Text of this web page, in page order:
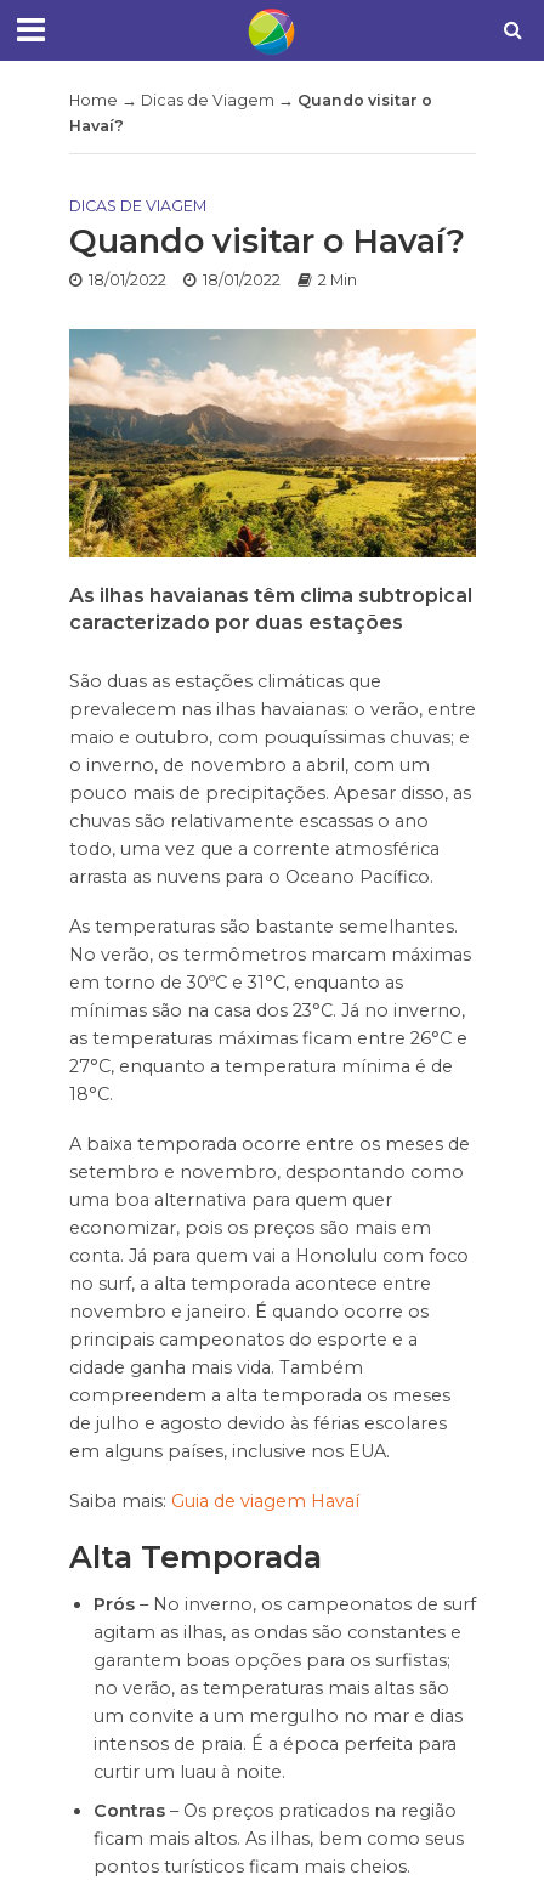
Home → Dicas de Viagem → Quando visitar o
Havaí?
DICAS DE VIAGEM
Quando visitar o Havaí?
18/01/2022 18/01/2022 2 Min
As ilhas havaianas têm clima subtropical
caracterizado por duas estações
São duas as estações climáticas que
prevalecem nas ilhas havaianas: o verão, entre
maio e outubro, com pouquíssimas chuvas; e
o inverno, de novembro a abril, com um
pouco mais de precipitações. Apesar disso, as
chuvas são relativamente escassas o ano
todo, uma vez que a corrente atmosférica
arrasta as nuvens para o Oceano Pacífico.
As temperaturas são bastante semelhantes.
No verão, os termômetros marcam máximas
em torno de 30ºC e 31°C, enquanto as
mínimas são na casa dos 23°C. Já no inverno,
as temperaturas máximas ficam entre 26°C e
27°C, enquanto a temperatura mínima é de
18°C.
A baixa temporada ocorre entre os meses de
setembro e novembro, despontando como
uma boa alternativa para quem quer
economizar, pois os preços são mais em
conta. Já para quem vai a Honolulu com foco
no surf, a alta temporada acontece entre
novembro e janeiro. É quando ocorre os
principais campeonatos do esporte e a
cidade ganha mais vida. Também
compreendem a alta temporada os meses
de julho e agosto devido às férias escolares
em alguns países, inclusive nos EUA.
Saiba mais: Guia de viagem Havaí
Alta Temporada
Prós – No inverno, os campeonatos de surf
agitam as ilhas, as ondas são constantes e
garantem boas opções para os surfistas;
no verão, as temperaturas mais altas são
um convite a um mergulho no mar e dias
intensos de praia. É a época perfeita para
curtir um luau à noite.
Contras – Os preços praticados na região
ficam mais altos. As ilhas, bem como seus
pontos turísticos ficam mais cheios.